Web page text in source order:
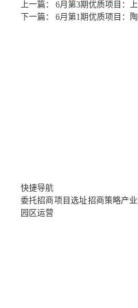
上一篇： 6月第3期优质项目：
下一篇： 6月第1期优质项目：
快捷导航
委托招商项目选址招商策略产
园区运营